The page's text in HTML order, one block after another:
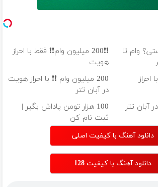
وام تا
❗❗200 میلیون وام❗❗ فقط با احراز
هویت
با احراز
200 میلیون وام ❗❗ با احراز هویت
در آبان تتر
در آبان تتر
100 هزار تومن پاداش بگیر |
ثبت نام کن
دانلود آهنگ با کیفیت اصلی
دانلود آهنگ با کیفیت 128